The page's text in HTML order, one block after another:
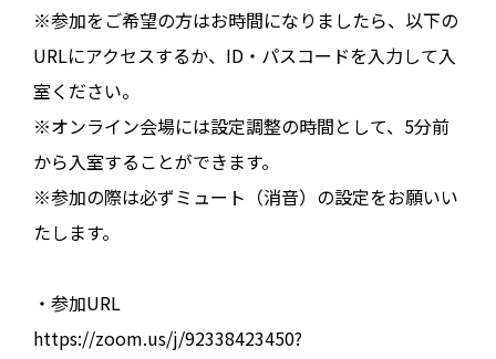
※参加をご希望の方はお時間になりましたら、以下の
URLにアクセスするか、ID・パスコードを入力して入
室ください。
※オンライン会場には設定調整の時間として、5分前
から入室することができます。
※参加の際は必ずミュート（消音）の設定をお願いい
たします。
・参加URL
https://zoom.us/j/92338423450?